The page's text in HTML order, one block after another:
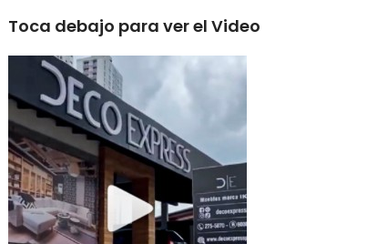
Toca debajo para ver el Video